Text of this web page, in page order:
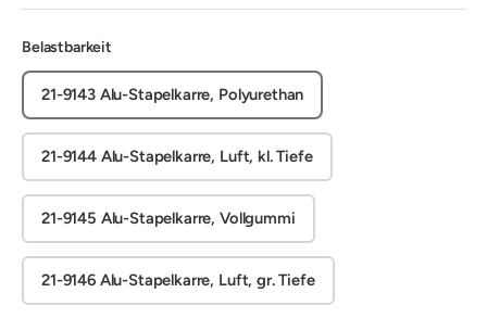
Belastbarkeit
21-9143 Alu-Stapelkarre, Polyurethan
21-9144 Alu-Stapelkarre, Luft, kl. Tiefe
21-9145 Alu-Stapelkarre, Vollgummi
21-9146 Alu-Stapelkarre, Luft, gr. Tiefe